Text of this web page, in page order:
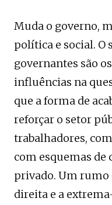
Muda o governo,
política e social. O
governantes são
influências na
que a forma de
reforçar o setor
trabalhadores,
com esquemas de
privado. Um rumo
direita e a